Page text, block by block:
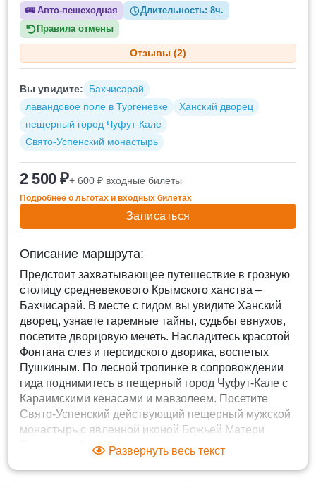
🚌Авто-пешеходная Длительность:8ч.
Правила отмены
Отзывы (2)
Вы увидите:
Бахчисарай
лавандовое поле в Тургеневке
Ханский дворец
пещерный город Чуфут-Кале
Свято-Успенский монастырь
2 500 ₽+ 600 ₽ входные билеты
Подробнее о льготах и входных билетах
Записаться
Описание маршрута:
Предстоит захватывающее путешествие в грозную
столицу средневекового Крымского ханства –
Бахчисарай. В месте с гидом вы увидите Ханский
дворец, узнаете гаремные тайны, судьбы евнухов,
посетите дворцовую мечеть. Насладитесь красотой
Фонтана слез и персидского дворика, воспетых
Пушкиным. По лесной тропинке в сопровождении
гида поднимитесь в пещерный город Чуфут-Кале с
Караимскими кенасами и мавзолеем. Посетите
Свято-Успенский действующий пещерный мужской
монастырь с явленной иконой Божьей Матери
Приятным бонусом станет фото-прогулка по самому
большому лавандовому полю во время цветения!
Развернуть весь текст